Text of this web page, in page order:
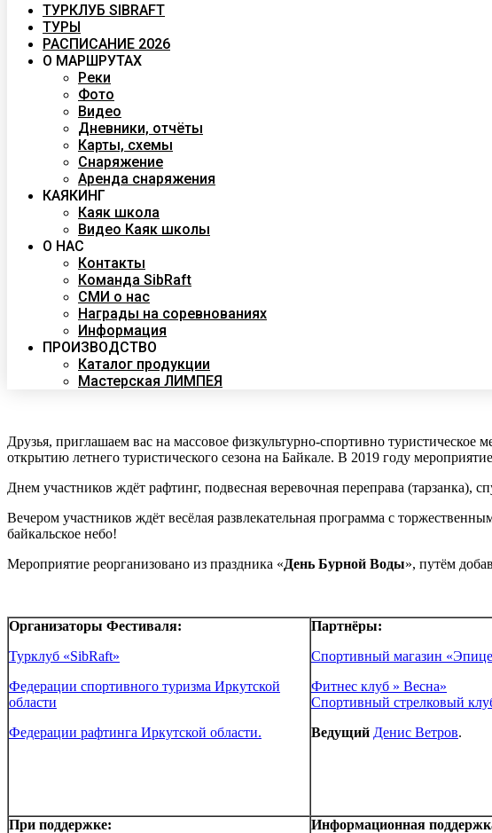
ТУРКЛУБ SIBRAFT
ТУРЫ
РАСПИСАНИЕ 2026
О МАРШРУТАХ
Реки
Фото
Видео
Дневники, отчёты
Карты, схемы
Снаряжение
Аренда снаряжения
КАЯКИНГ
Каяк школа
Видео Каяк школы
О НАС
Контакты
Команда SibRaft
СМИ о нас
Награды на соревнованиях
Информация
ПРОИЗВОДСТВО
Каталог продукции
Мастерская ЛИМПЕЯ
Друзья, приглашаем вас на массовое физкультурно-спортивно туристическое
открытию летнего туристического сезона на Байкале. В 2019 году
Днем участников ждёт рафтинг, подвесная веревочная переправа
Вечером участников ждёт весёлая развлекательная программа с
байкальское небо!
Мероприятие реорганизовано из праздника «День Бурной Воды», путём
Организаторы Фестиваля:
Турклуб «SibRaft»
Федерации спортивного туризма Иркутской
области
Федерации рафтинга Иркутской области.
Партнёры:
Спортивный магазин
Фитнес клуб » Весна»
Спортивный стрелковый
Ведущий Денис Ветров.
При поддержке:
Информационная